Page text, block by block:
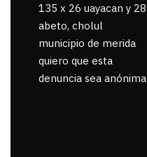
135 x 26 uayacan y 28
abeto, cholul
municipio de merida
quiero que esta
denuncia sea anónima